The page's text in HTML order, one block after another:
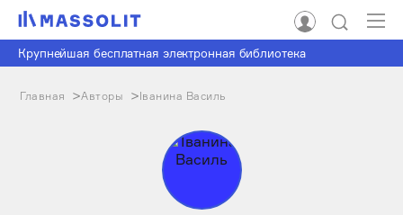
Крупнейшая бесплатная электронная библиотека
Главная Авторы Іванина Василь